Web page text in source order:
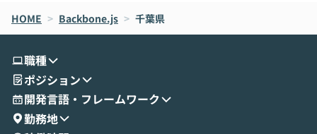
oworkの基本的な機能をご紹介いただきま
す。 続く公開デモでは、実際にCoworkを
せいただきます。数分でワークフローが完
成する手軽さや、Gmail等の外部サービス
とセキュアに連携できるポイントなど、実
演を通じて具体的なイメージをお届けしま
す。 後半のディスカッションでは、セキュ
ント構築の最前
HOME > Backbone.js > 千葉県
職種
ポジション
開発言語・フレームワーク
勤務地